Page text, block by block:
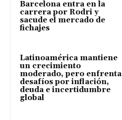
Barcelona entra en la
carrera por Rodri y
sacude el mercado de
fichajes
Latinoamérica mantiene
un crecimiento
moderado, pero enfrenta
desafíos por inflación,
deuda e incertidumbre
global